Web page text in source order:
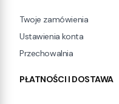
Twoje zamówienia
Ustawienia konta
Przechowalnia
PŁATNOŚCI I DOSTAWA